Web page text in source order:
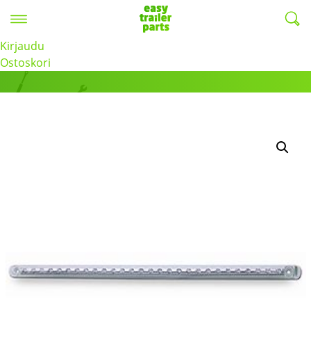
Kirjaudu
Ostoskori
Tuotteet